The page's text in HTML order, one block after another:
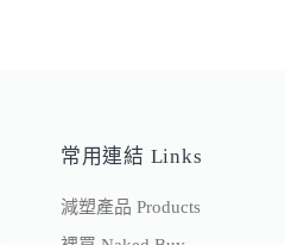
常用連結 Links
減塑產品 Products